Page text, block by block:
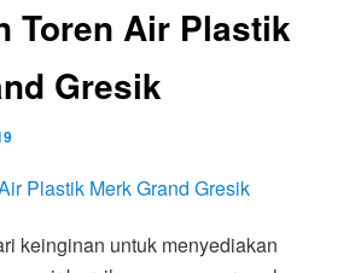
Toren Air Plastik
Gresik
Plastik Merk Grand Gresik
keinginan untuk menyediakan